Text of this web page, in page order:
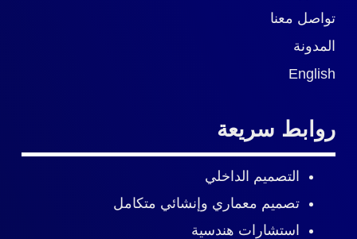
تواصل معنا
المدونة
English
روابط سريعة
التصميم الداخلي
تصميم معماري وإنشائي متكامل
استشارات هندسية